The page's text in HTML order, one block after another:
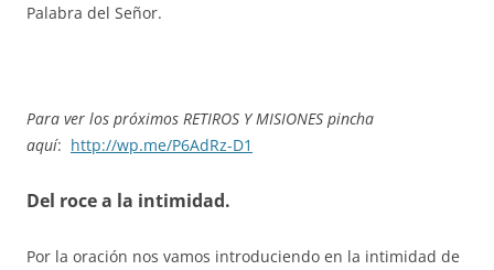
Palabra del Señor.
Para ver los próximos RETIROS Y MISIONES pincha
aquí: http://wp.me/P6AdRz-D1
Del roce a la intimidad.
Por la oración nos vamos introduciendo en la intimidad de